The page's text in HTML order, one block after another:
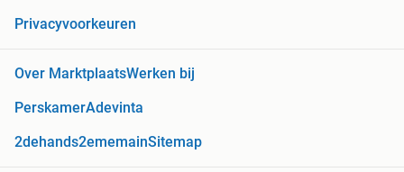
Privacyvoorkeuren
Over MarktplaatsWerken bij
PerskamerAdevinta
2dehands2ememainSitemap